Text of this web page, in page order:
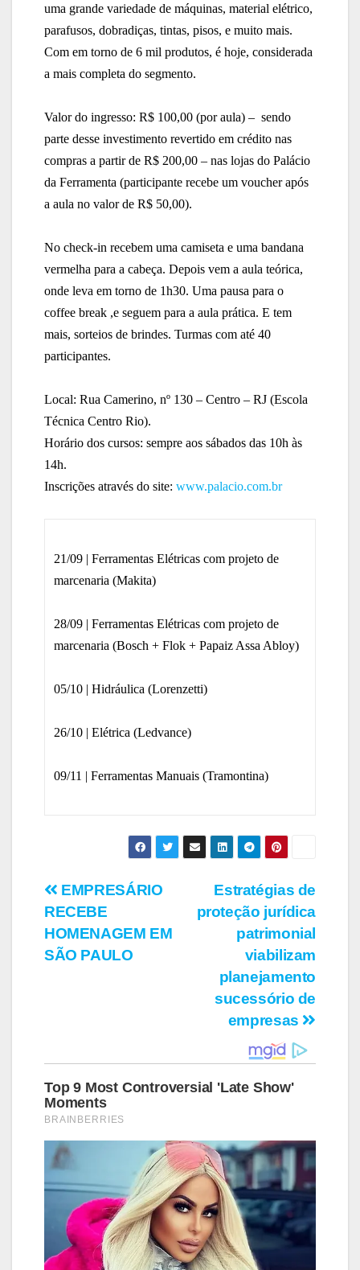
uma grande variedade de máquinas, material elétrico,
parafusos, dobradiças, tintas, pisos, e muito mais.
Com em torno de 6 mil produtos, é hoje, considerada
a mais completa do segmento.
Valor do ingresso: R$ 100,00 (por aula) – sendo
parte desse investimento revertido em crédito nas
compras a partir de R$ 200,00 – nas lojas do Palácio
da Ferramenta (participante recebe um voucher após
a aula no valor de R$ 50,00).
No check-in recebem uma camiseta e uma bandana
vermelha para a cabeça. Depois vem a aula teórica,
onde leva em torno de 1h30. Uma pausa para o
coffee break ,e seguem para a aula prática. E tem
mais, sorteios de brindes. Turmas com até 40
participantes.
Local: Rua Camerino, nº 130 – Centro – RJ (Escola
Técnica Centro Rio).
Horário dos cursos: sempre aos sábados das 10h às
14h.
Inscrições através do site: www.palacio.com.br
21/09 | Ferramentas Elétricas com projeto de
marcenaria (Makita)
28/09 | Ferramentas Elétricas com projeto de
marcenaria (Bosch + Flok + Papaiz Assa Abloy)
05/10 | Hidráulica (Lorenzetti)
26/10 | Elétrica (Ledvance)
09/11 | Ferramentas Manuais (Tramontina)
Navegação
de
Post
Estratégias de
proteção jurídica
patrimonial
viabilizam
planejamento
sucessório de
empresas
EMPRESÁRIO
RECEBE
HOMENAGEM EM
SÃO PAULO